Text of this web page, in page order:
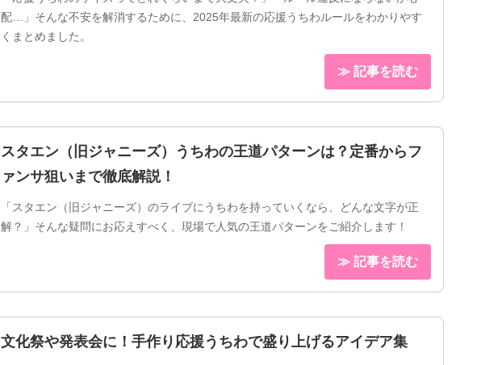
配…」そんな不安を解消するために、2025年最新の応援うちわルールをわかりやす
くまとめました。
≫ 記事を読む
スタエン（旧ジャニーズ）うちわの王道パターンは？定番からフ
ァンサ狙いまで徹底解説！
「スタエン（旧ジャニーズ）のライブにうちわを持っていくなら、どんな文字が正
解？」そんな疑問にお応えすべく、現場で人気の王道パターンをご紹介します！
≫ 記事を読む
文化祭や発表会に！手作り応援うちわで盛り上げるアイデア集